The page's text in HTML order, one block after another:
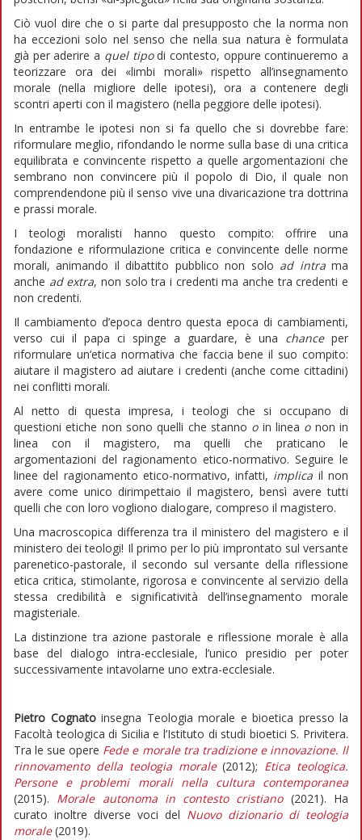
Ciò vuol dire che o si parte dal presupposto che la norma non
ha eccezioni solo nel senso che nella sua natura è formulata
già per aderire a quel tipodi contesto, oppure continueremo a
teorizzare ora dei «limbi morali» rispetto all’insegnamento
morale (nella migliore delle ipotesi), ora a contenere degli
scontri aperti con il magistero (nella peggiore delle ipotesi).
In entrambe le ipotesi non si fa quello che si dovrebbe fare:
riformulare meglio, rifondando le norme sulla base di una critica
equilibrata e convincente rispetto a quelle argomentazioni che
sembrano non convincere più il popolo di Dio, il quale non
comprendendone più il senso vive una divaricazione tra dottrina
e prassi morale.
I teologi moralisti hanno questo compito: offrire una
fondazione e riformulazione critica e convincente delle norme
morali, animando il dibattito pubblico non solo ad intrama
anche ad extra, non solo tra i credenti ma anche tra credenti e
non credenti.
Il cambiamento d’epoca dentro questa epoca di cambiamenti,
verso cui il papa ci spinge a guardare, è una chance per
riformulare un’etica normativa che faccia bene il suo compito:
aiutare il magistero ad aiutare i credenti (anche come cittadini)
nei conflitti morali.
Al netto di questa impresa, i teologi che si occupano di
questioni etiche non sono quelli che stanno oin linea o non in
linea con il magistero, ma quelli che praticano le
argomentazioni del ragionamento etico-normativo. Seguire le
linee del ragionamento etico-normativo, infatti, implica il non
avere come unico dirimpettaio il magistero, bensì avere tutti
quelli che con loro vogliono dialogare, compreso il magistero.
Una macroscopica differenza tra il ministero del magistero e il
ministero dei teologi! Il primo per lo più improntato sul versante
parenetico-pastorale, il secondo sul versante della riflessione
etica critica, stimolante, rigorosa e convincente al servizio della
stessa credibilità e significatività dell’insegnamento morale
magisteriale.
La distinzione tra azione pastorale e riflessione morale è alla
base del dialogo intra-ecclesiale, l’unico presidio per poter
successivamente intavolarne uno extra-ecclesiale.
Pietro Cognato insegna Teologia morale e bioetica presso la
Facoltà teologica di Sicilia e l’Istituto di studi bioetici S. Privitera.
Tra le sue opere Fede e morale tra tradizione e innovazione. Il
rinnovamento della teologia morale(2012); Etica teologica.
Persone e problemi morali nella cultura contemporanea
(2015). Morale autonoma in contesto cristiano(2021). Ha
curato inoltre diverse voci del Nuovo dizionario di teologia
morale(2019).